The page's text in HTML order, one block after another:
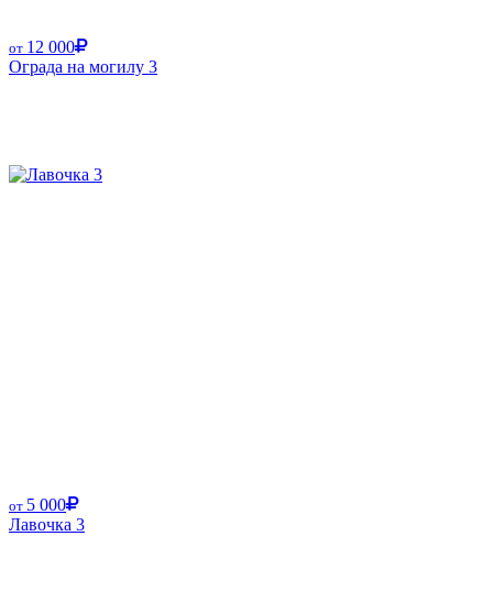
от 12 000
Ограда на могилу 3
от 5 000
Лавочка 3